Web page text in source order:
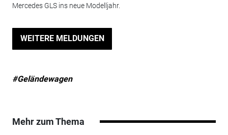
Mercedes GLS ins neue Modelljahr.
WEITERE MELDUNGEN
#Geländewagen
Mehr zum Thema